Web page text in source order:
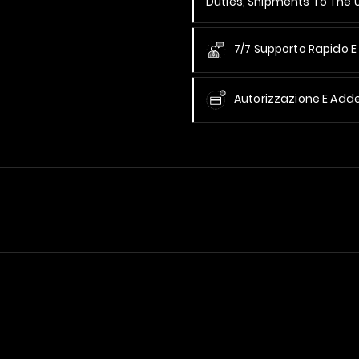
7/7 Supporto Rapido
Autorizzazione E